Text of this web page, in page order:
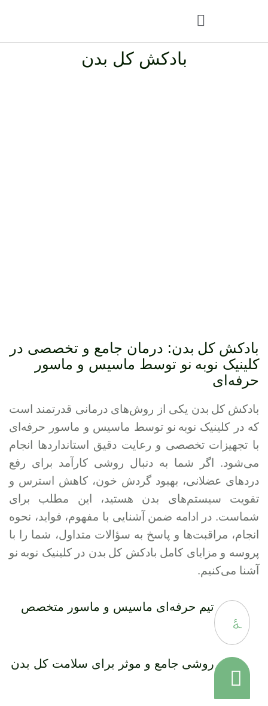
بادکش کل بدن
بادکش کل بدن: درمان جامع و تخصصی در
کلینیک نوبه نو توسط ماسیس و ماسور
حرفه‌ای
بادکش کل بدن یکی از روش‌های درمانی قدرتمند است
که در کلینیک نوبه نو توسط ماسیس و ماسور حرفه‌ای
با تجهیزات تخصصی و رعایت دقیق استانداردها انجام
می‌شود. اگر شما به دنبال روشی کارآمد برای رفع
دردهای عضلانی، بهبود گردش خون، کاهش استرس و
تقویت سیستم‌های بدن هستید، این مطلب برای
شماست. در ادامه ضمن آشنایی با مفهوم، فواید، نحوه
انجام، مراقبت‌ها و پاسخ به سؤالات متداول، شما را با
پروسه و مزایای کامل بادکش کل بدن در کلینیک نوبه نو
آشنا می‌کنیم.
تیم حرفه‌ای ماسیس و ماسور متخصص
روشی جامع و موثر برای سلامت کل بدن